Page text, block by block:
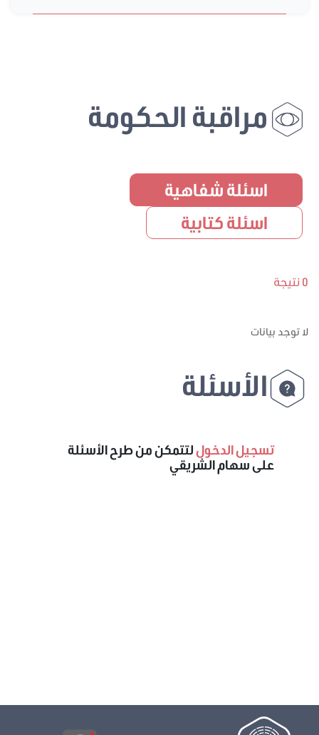
مراقبة الحكومة
اسئلة شفاهية
اسئلة كتابية
0 نتيجة
لا توجد بيانات
الأسئلة
تسجيل الدخوللتتمكن من طرح الأسئلة
على سهام الشريقي